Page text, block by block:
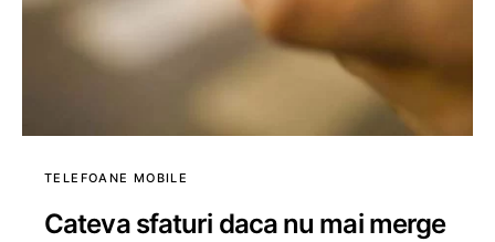
TELEFOANE MOBILE
Cateva sfaturi daca nu mai merge